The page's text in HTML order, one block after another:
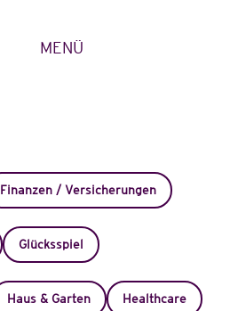
MENÜ
Finanzen / Versicherungen
Glücksspiel
Haus & Garten Healthcare